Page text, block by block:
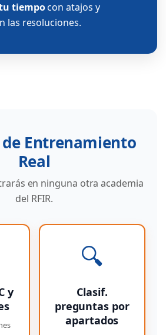
tiempocon atajos y
las resoluciones.
de Entrenamiento
Real
en ninguna otra academia
del RFIR.
y
🔍
Clasif.
preguntas por
apartados